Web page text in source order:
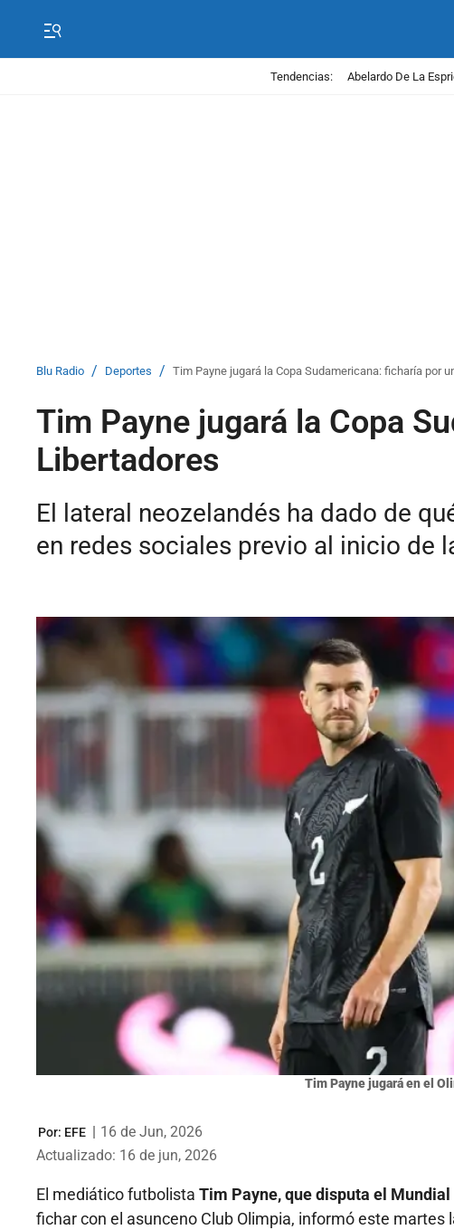
Tendencias: Abelardo De La
Blu Radio / Deportes / Tim Payne jugará la Copa Sudamericana: ficharía por
Tim Payne jugará la Copa
Libertadores
El lateral neozelandés ha dado de
en redes sociales previo al inicio de
Tim Payne jugará en el
Por: EFE | 16 de Jun, 2026
Actualizado: 16 de jun, 2026
El mediático futbolista Tim Payne, que disputa el
fichar con el asunceno Club Olimpia, informó este martes